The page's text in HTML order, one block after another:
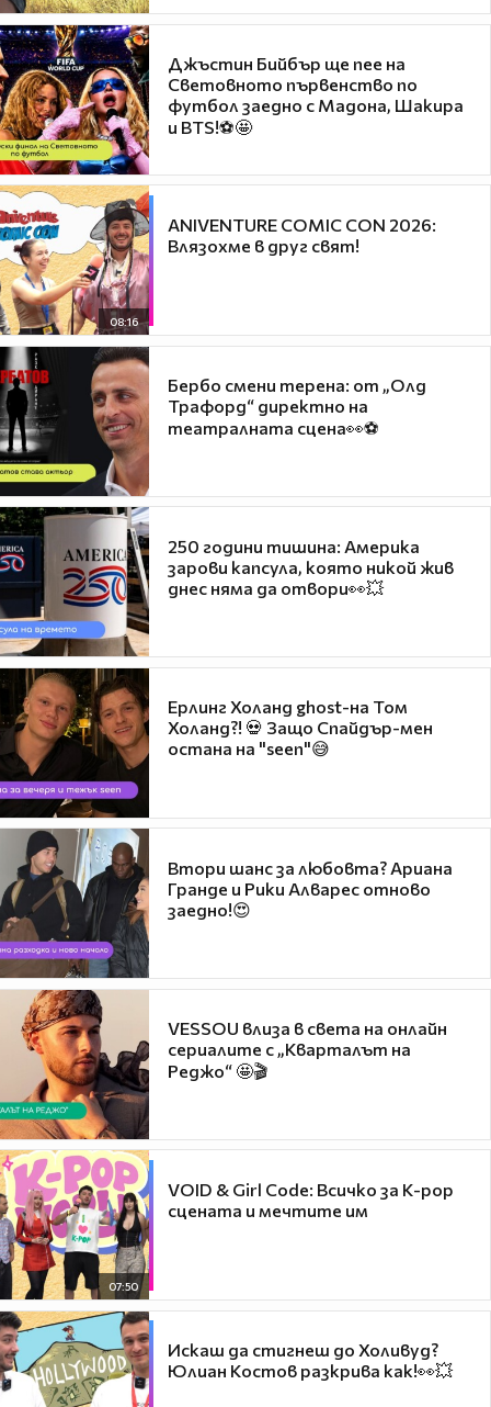
Джъстин Бийбър ще пее на
Световното първенство по
футбол заедно с Мадона, Шакира
и BTS!⚽🤩
08:16
ANIVENTURE COMIC CON 2026:
Влязохме в друг свят!
Бербо смени терена: от „Олд
Трафорд“ директно на
театралната сцена👀⚽
250 години тишина: Америка
зарови капсула, която никой жив
днес няма да отвори👀💥
Ерлинг Холанд ghost-на Том
Холанд?! 💀 Защо Спайдър-мен
остана на "seen"😅
Втори шанс за любовта? Ариана
Гранде и Рики Алварес отново
заедно!😍
VESSOU влиза в света на онлайн
сериалите с „Кварталът на
Реджо“ 🤩🎬
07:50
VOID & Girl Code: Всичко за K-pop
сцената и мечтите им
Искаш да стигнеш до Холивуд?
Юлиан Костов разкрива как!👀💥